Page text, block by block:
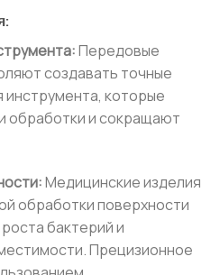
Передовые
создавать точные
которые
обработки и сокращают
Медицинские изделия
обработки поверхности
бактерий и
Прецизионное